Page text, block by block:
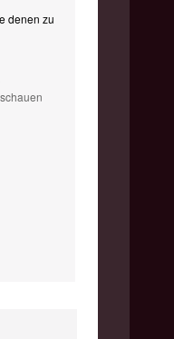
denen zu